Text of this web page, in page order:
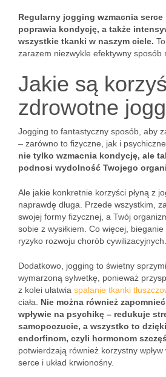
Regularny jogging wzmacnia serce
poprawia kondycję, a także
wszystkie tkanki w naszym ciele.
zarazem niezwykle efektywny sposób
Jakie są
zdrowotne
Jogging to fantastyczny sposób, aby
– zarówno to fizyczne, jak i psychiczne.
nie tylko wzmacnia kondycję, ale
podnosi wydolność Twojego
Ale jakie konkretnie korzyści płyną z
naprawdę długa. Przede wszystkim,
swojej formy fizycznej, a Twój
sobie z wysiłkiem. Co więcej,
ryzyko rozwoju chorób cywilizacyjnych.
Dodatkowo, jogging to świetny
wymarzoną sylwetkę, ponieważ
z kolei ułatwia spalanie tkanki
ciała. Nie można również
wpływie na psychikę – redukuje
samopoczucie, a wszystko to
endorfinom, czyli hormonom
potwierdzają również korzystny
serce i układ krwionośny.